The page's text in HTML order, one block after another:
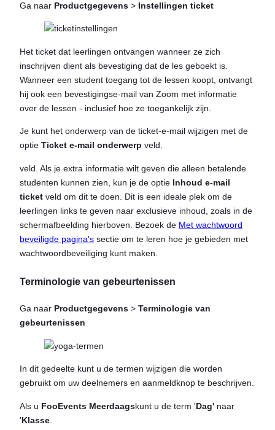
Ga naar Productgegevens > Instellingen ticket
Het ticket dat leerlingen ontvangen wanneer ze zich
inschrijven dient als bevestiging dat de les geboekt is.
Wanneer een student toegang tot de lessen koopt, ontvangt
hij ook een bevestigingse-mail van Zoom met informatie
over de lessen - inclusief hoe ze toegankelijk zijn.
Je kunt het onderwerp van de ticket-e-mail wijzigen met de
optie Ticket e-mail onderwerp veld.
veld. Als je extra informatie wilt geven die alleen betalende
studenten kunnen zien, kun je de optie Inhoud e-mail
ticket veld om dit te doen. Dit is een ideale plek om de
leerlingen links te geven naar exclusieve inhoud, zoals in de
schermafbeelding hierboven. Bezoek de Met wachtwoord
beveiligde pagina's sectie om te leren hoe je gebieden met
wachtwoordbeveiliging kunt maken.
Terminologie van gebeurtenissen
Ga naar Productgegevens > Terminologie van
gebeurtenissen
In dit gedeelte kunt u de termen wijzigen die worden
gebruikt om uw deelnemers en aanmeldknop te beschrijven.
Als u FooEvents Meerdaagskunt u de term 'Dag' naar
'Klasse